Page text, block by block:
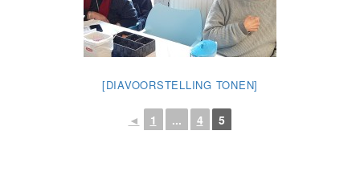
[DIAVOORSTELLING TONEN]
◄ 1 ... 4 5